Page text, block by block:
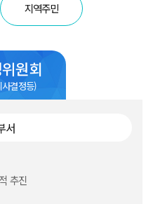
지역주민
원회
결정등)
서
추진